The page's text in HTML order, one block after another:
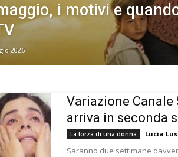
i motivi e
2026
Variazione Canale
arriva in seconda
La forza di una donna Lucia
Saranno due settimane